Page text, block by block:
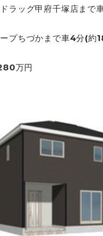
ドラッグ甲府千塚店まで
ープちづかまで車4分(
万円